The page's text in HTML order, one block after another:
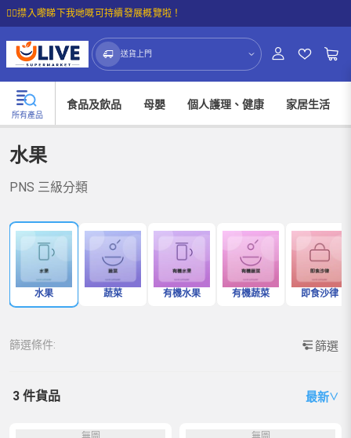
☝🏼㩒入嚟睇下我哋嘅可持續發展概覽啦！
送貨上門
所有產品
食品及飲品 母嬰 個人護理、健康 家居生活
水果
PNS 三級分類
水果 蔬菜 有機水果 有機蔬菜 即食沙律
篩選條件: 篩選
3 件貨品 最新∨